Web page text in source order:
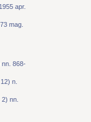
apr.
mag.
nn. 868-
n.
nn.